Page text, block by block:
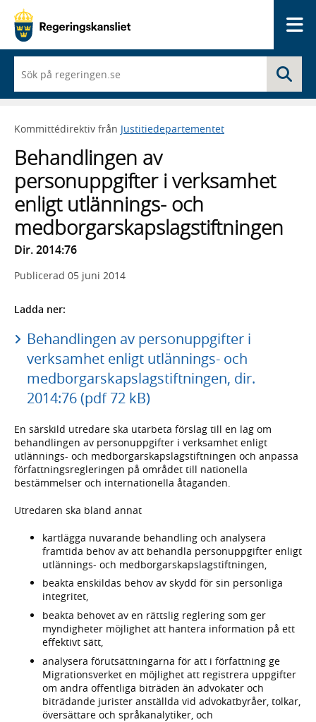
du
börjar
skriva
framträder
lista
med
sökförslag
Kommittédirektiv från Justitiedepartementet
Behandlingen av
personuppgifter i verksamhet
enligt utlännings- och
medborgarskapslagstiftningen
Dir. 2014:76
Publicerad 05 juni 2014
Ladda ner:
Behandlingen av personuppgifter i
verksamhet enligt utlännings- och
medborgarskapslagstiftningen, dir.
2014:76 (pdf 72 kB)
En särskild utredare ska utarbeta förslag till en lag om
behandlingen av personuppgifter i verksamhet enligt
utlännings- och medborgarskapslagstiftningen och anpassa
författningsregleringen på området till nationella
bestämmelser och internationella åtaganden.
Utredaren ska bland annat
kartlägga nuvarande behandling och analysera
framtida behov av att behandla personuppgifter enligt
utlännings- och medborgarskapslagstiftningen,
beakta enskildas behov av skydd för sin personliga
integritet,
beakta behovet av en rättslig reglering som ger
myndigheter möjlighet att hantera information på ett
effektivt sätt,
analysera förutsättningarna för att i författning ge
Migrationsverket en möjlighet att registrera uppgifter
om andra offentliga biträden än advokater och
biträdande jurister anställda vid advokatbyråer, tolkar,
översättare och språkanalytiker, och